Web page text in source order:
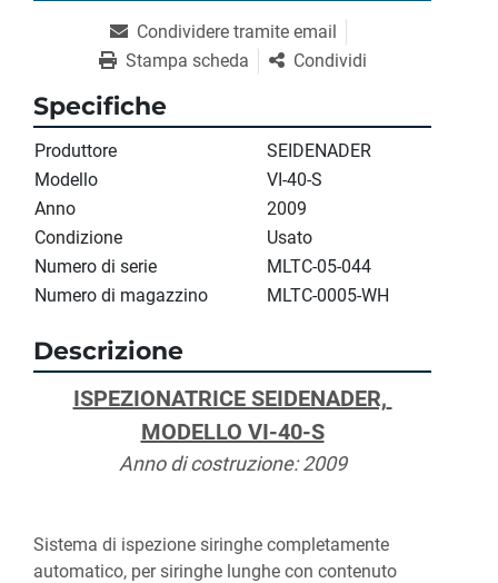
Condividere tramite email
Stampa scheda
Condividi
Specifiche
Produttore
SEIDENADER
Modello
VI-40-S
Anno
2009
Condizione
Usato
Numero di serie
MLTC-05-044
Numero di magazzino
MLTC-0005-WH
Descrizione
ISPEZIONATRICE SEIDENADER,
MODELLO VI-40-S
Anno di costruzione: 2009
Sistema di ispezione siringhe completamente
automatico, per siringhe lunghe con contenuto